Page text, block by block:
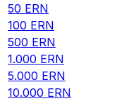
50 ERN
100 ERN
500 ERN
1.000 ERN
5.000 ERN
10.000 ERN